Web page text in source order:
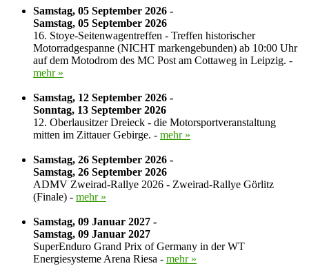
Samstag, 05 September 2026 -
Samstag, 05 September 2026
16. Stoye-Seitenwagentreffen - Treffen historischer
Motorradgespanne (NICHT markengebunden) ab 10:00 Uhr
auf dem Motodrom des MC Post am Cottaweg in Leipzig. -
mehr »
Samstag, 12 September 2026 -
Sonntag, 13 September 2026
12. Oberlausitzer Dreieck - die Motorsportveranstaltung
mitten im Zittauer Gebirge. - mehr »
Samstag, 26 September 2026 -
Samstag, 26 September 2026
ADMV Zweirad-Rallye 2026 - Zweirad-Rallye Görlitz
(Finale) - mehr »
Samstag, 09 Januar 2027 -
Samstag, 09 Januar 2027
SuperEnduro Grand Prix of Germany in der WT
Energiesysteme Arena Riesa - mehr »